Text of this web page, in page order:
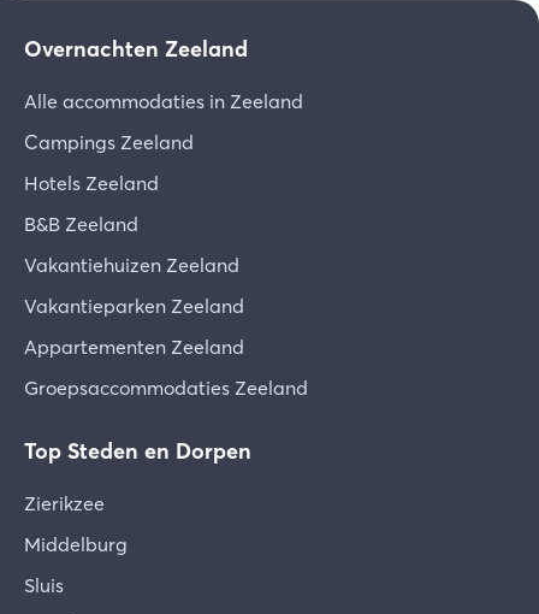
Overnachten Zeeland
Alle accommodaties in Zeeland
Campings Zeeland
Hotels Zeeland
B&B Zeeland
Vakantiehuizen Zeeland
Vakantieparken Zeeland
Appartementen Zeeland
Groepsaccommodaties Zeeland
Top Steden en Dorpen
Zierikzee
Middelburg
Sluis